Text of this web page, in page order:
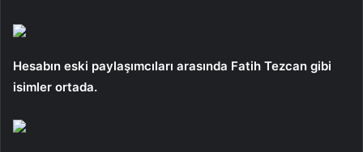
Hesabın eski paylaşımcıları arasında Fatih Tezcan gibi
isimler ortada.